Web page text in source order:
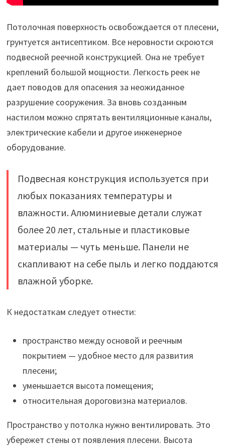
Потолочная поверхность освобождается от плесени,
грунтуется антисептиком. Все неровности скроются
подвесной реечной конструкцией. Она не требует
креплений большой мощности. Легкость реек не
дает поводов для опасения за неожиданное
разрушение сооружения. За вновь созданным
настилом можно спрятать вентиляционные каналы,
электрические кабели и другое инженерное
оборудование.
Подвесная конструкция используется при
любых показаниях температуры и
влажности. Алюминиевые детали служат
более 20 лет, стальные и пластиковые
материалы — чуть меньше. Панели не
скапливают на себе пыль и легко поддаются
влажной уборке.
К недостаткам следует отнести:
пространство между основой и реечным
покрытием — удобное место для развития
плесени;
уменьшается высота помещения;
относительная дороговизна материалов.
Пространство у потолка нужно вентилировать. Это
убережет стены от появления плесени. Высота